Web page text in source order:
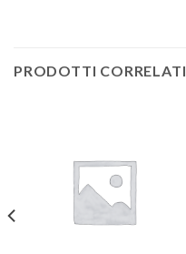
PRODOTTI CORRELATI